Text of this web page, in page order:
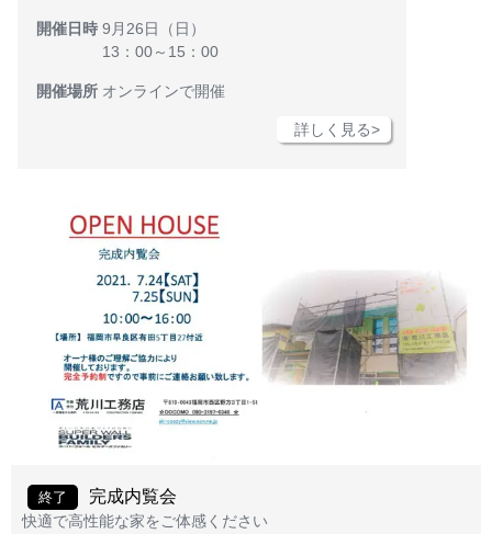
開催日時 9月26日（日）
13：00～15：00
開催場所 オンラインで開催
詳しく見る>
終了 完成内覧会
快適で高性能な家をご体感ください